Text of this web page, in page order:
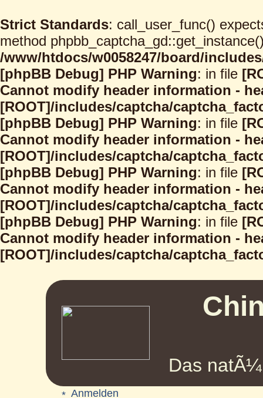
Strict Standards: call_user_func()
method
/www/htdocs/w0058247/board/
[phpBB Debug] PHP Warning: in file
Cannot modify header information -
[ROOT]/includes/captcha/
[phpBB Debug] PHP Warning: in file
Cannot modify header information -
[ROOT]/includes/captcha/
[phpBB Debug] PHP Warning: in file
Cannot modify header information -
[ROOT]/includes/captcha/
[phpBB Debug] PHP Warning: in file
Cannot modify header information -
[ROOT]/includes/captcha/
Das
Anmelden